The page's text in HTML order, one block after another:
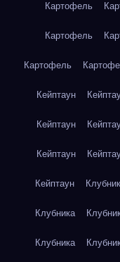
Картофель
Картофель
Картофель
Кейптаун
Кейптаун
Кейптаун
Кейптаун
Клубника
Клубника